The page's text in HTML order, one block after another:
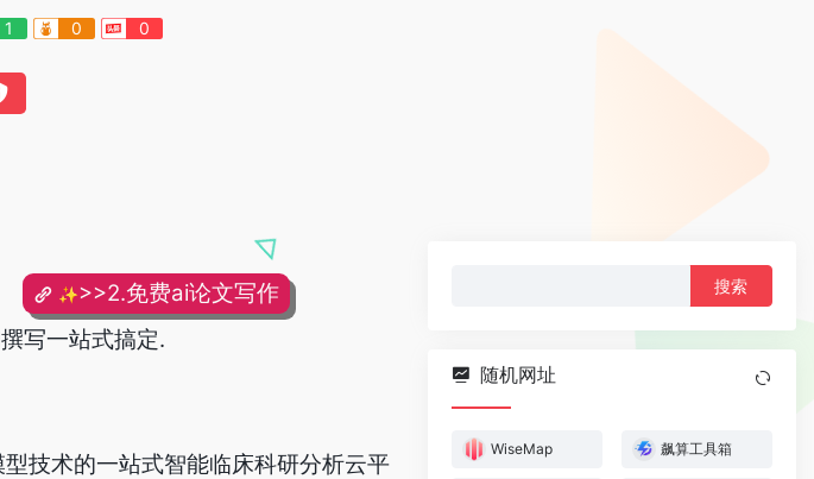
1 0 0
✨>>2.免费ai论文写作
写一站式搞定.
技术的一站式智能临床科研分析云平
随机网址
WiseMap 飙算工具箱